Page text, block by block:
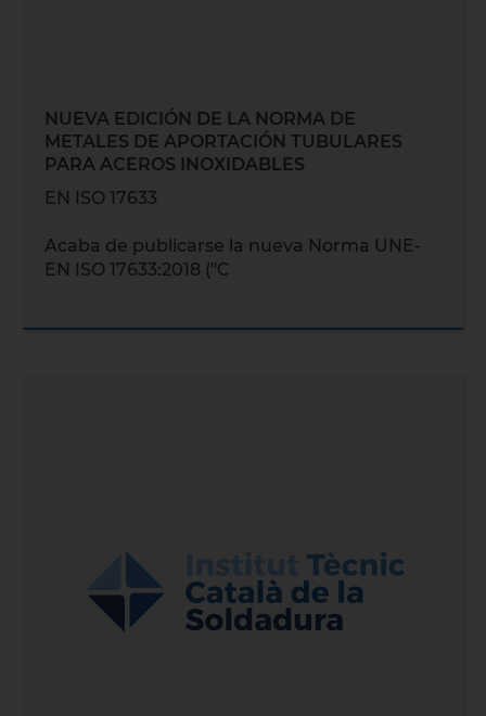
NUEVA EDICIÓN DE LA NORMA DE
METALES DE APORTACIÓN TUBULARES
PARA ACEROS INOXIDABLES
EN ISO 17633
Acaba de publicarse la nueva Norma UNE-
EN ISO 17633:2018 ("C